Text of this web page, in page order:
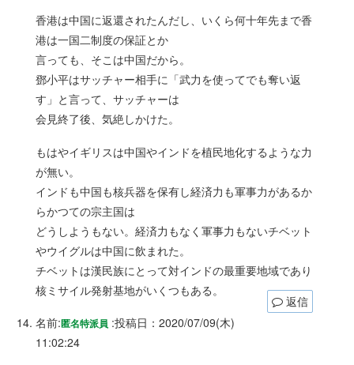
香港は中国に返還されたんだし、いくら何十年先まで香
港は一国二制度の保証とか
言っても、そこは中国だから。
鄧小平はサッチャー相手に「武力を使ってでも奪い返
す」と言って、サッチャーは
会見終了後、気絶しかけた。
もはやイギリスは中国やインドを植民地化するような力
が無い。
インドも中国も核兵器を保有し経済力も軍事力があるか
らかつての宗主国は
どうしようもない。経済力もなく軍事力もないチベット
やウイグルは中国に飲まれた。
チベットは漢民族にとって対インドの最重要地域であり
核ミサイル発射基地がいくつもある。
返信
名前:匿名特派員 :投稿日：2020/07/09(木)
11:02:24